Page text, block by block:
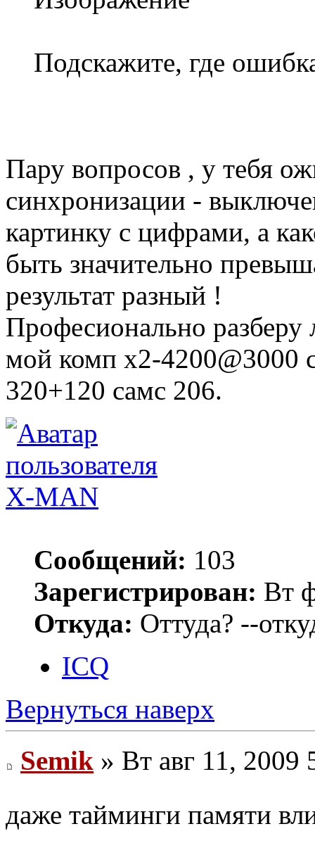
Подскажите, где
Пару вопросов , у тебя
синхронизации -
картинку с цифрами, а
быть значительно
результат разный !
Професионально
мой комп х2-4200@3000
320+120 самс 206.
X-MAN
Сообщений: 103
Зарегистрирован: Вт
Откуда: Оттуда? --
ICQ
Вернуться наверх
Semik » Вт авг 11, 2009
даже тайминги памяти